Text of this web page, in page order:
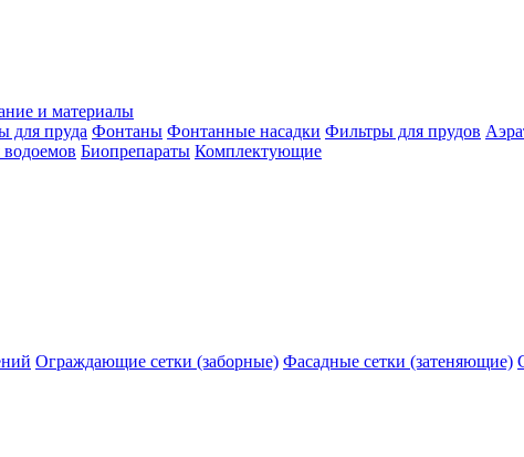
и материалы
для пруда Фонтаны Фонтанные насадки Фильтры для прудов
Биопрепараты Комплектующие
Ограждающие сетки (заборные) Фасадные сетки (затеняющие)